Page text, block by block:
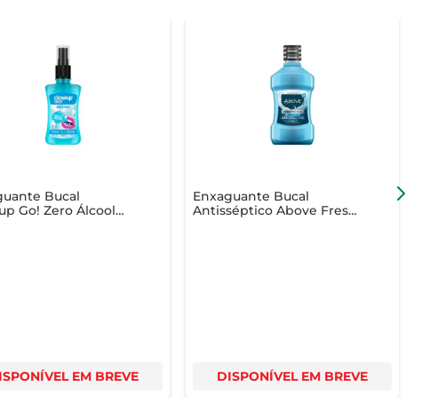
Bucal
Go! Zero Álcool
EM BREVE
Enxaguante Bucal
Antisséptico Above Fresh
DISPONÍVEL EM BREVE